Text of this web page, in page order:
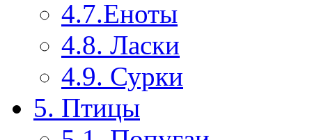
4.7.Еноты
4.8. Ласки
4.9. Сурки
5. Птицы